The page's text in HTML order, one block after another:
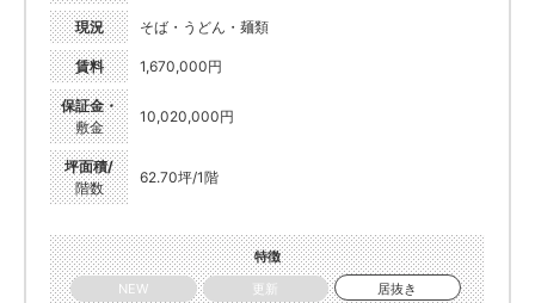
現況 そば・うどん・麺類
賃料 1,670,000円
保証金・
敷金
10,020,000円
坪面積/
階数
62.70坪/1階
特徴
NEW
更新
居抜き